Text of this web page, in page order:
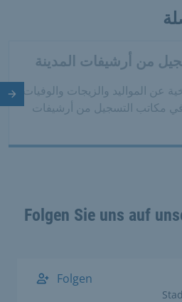
من أرشيفات المدينة
عن المواليد والزيجات والوفيات
مكاتب التسجيل من أرشيفات
Folgen Sie uns auf
Folgen